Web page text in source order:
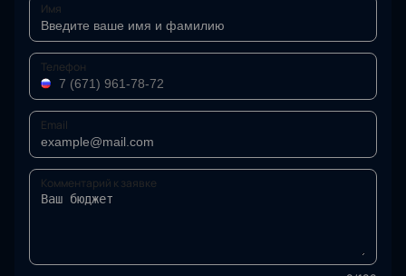
Имя
Телефон
Email
Комментарий к заявке